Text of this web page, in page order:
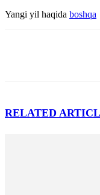
Yangi yil haqida boshqa
RELATED